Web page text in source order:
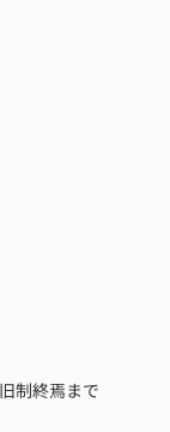
制終焉まで
業家根津嘉一郎の
は，万延元年（
内）の旧家に生ま
員となり，また出
，理財の道を郷土
・食品・セメント
大正年代の初期，
歩を占めていた。
て，比類なき起業
牽引車の役割を果
社会に還元すべき
育事業に貢献する
。